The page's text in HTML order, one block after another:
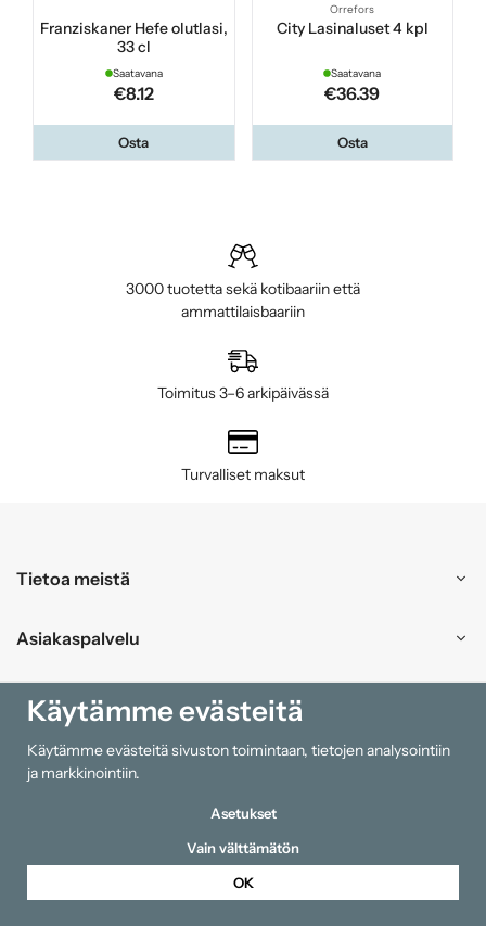
Franziskaner Hefe olutlasi,
33 cl
Saatavana
€8.12
Osta
Orrefors
City Lasinaluset 4 kpl
Saatavana
€36.39
Osta
3000 tuotetta sekä kotibaariin että
ammattilaisbaariin
Toimitus 3–6 arkipäivässä
Turvalliset maksut
Tietoa meistä
Asiakaspalvelu
Ostokset
Tiedot
Käytämme evästeitä
Käytämme evästeitä sivuston toimintaan, tietojen analysointiin
ja markkinointiin.
Asetukset
Vain välttämätön
OK